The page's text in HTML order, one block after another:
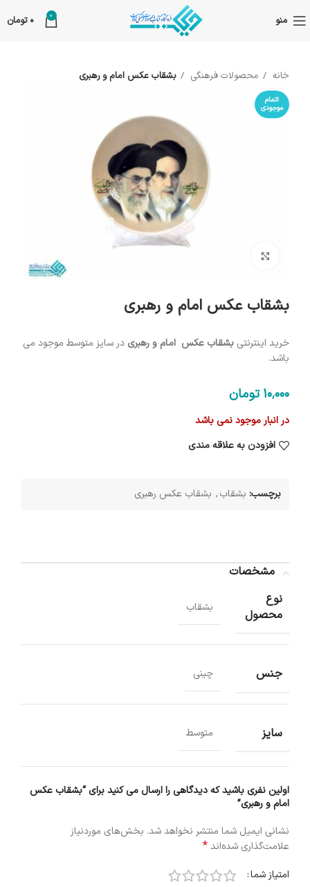
منو 0
0 تومان
خانه محصولات فرهنگی بشقاب عکس امام و رهبری
اتمام
موجودی
بشقاب عکس امام و رهبری
خرید اینترنتی بشقاب عکس امام و رهبری در سایز متوسط موجود می
باشد.
10٬000 تومان
در انبار موجود نمی باشد
افزودن به علاقه مندی
برچسب: بشقاب, بشقاب عکس رهبری
مشخصات
نوع
محصول
بشقاب
جنس چینی
سایز متوسط
اولین نفری باشید که دیدگاهی را ارسال می کنید برای “بشقاب عکس
امام و رهبری”
نشانی ایمیل شما منتشر نخواهد شد. بخش‌های موردنیاز
علامت‌گذاری شده‌اند*
امتیاز شما